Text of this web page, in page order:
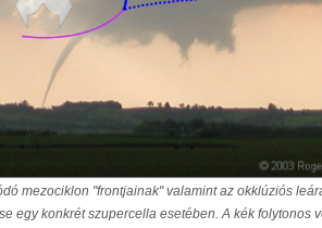
mezociklon "frontjainak" valamint az okklúziós
egy konkrét szupercella esetében. A kék folytonos